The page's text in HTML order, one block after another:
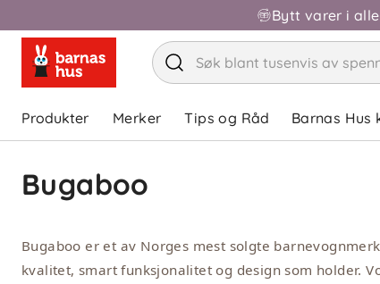
Bytt varer i
Produkter Merker Tips og Råd Barnas Hus
Bugaboo
Bugaboo er et av Norges mest solgte
kvalitet, smart funksjonalitet og design som holder.